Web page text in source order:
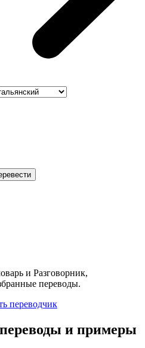
и Разговорник,
переводы.
и примеры